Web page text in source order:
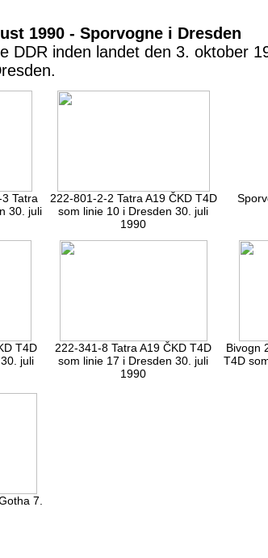
1990 - Sporvogne i Dresden
DDR inden landet den 3. oktober
Tatra
30. juli
222-801-2-2 Tatra A19 ČKD T4D
som linie 10 i Dresden 30. juli
1990
T4D
juli
222-341-8 Tatra A19 ČKD T4D
som linie 17 i Dresden 30. juli
1990
Bivogn
T4D
7.